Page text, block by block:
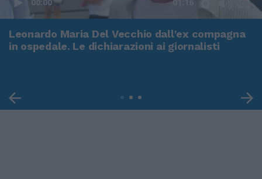
00:00 01:16
Leonardo Maria Del Vecchio dall'ex compagna
in ospedale. Le dichiarazioni ai giornalisti